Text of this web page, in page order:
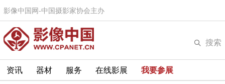
影像中国网-中国摄影家协会主办
搜索
资讯 器材 服务 在线影展
我要参展